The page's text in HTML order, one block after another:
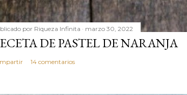
por Riqueza Infinita marzo 30, 2022
DE PASTEL DE NARANJA
14 comentarios